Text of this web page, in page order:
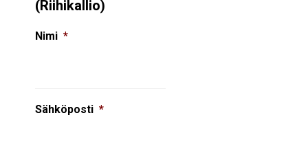
(Riihikallio)
Nimi *
Sähköposti *